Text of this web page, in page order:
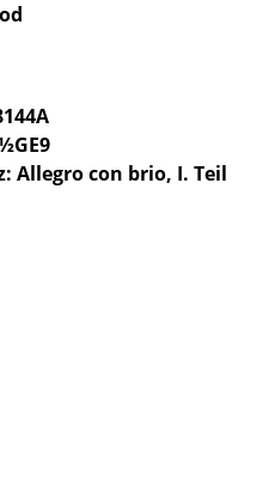
Allegro con brio, I. Teil